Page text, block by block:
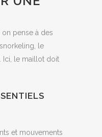
on pense à des
le
Ici, le maillot doit
et mouvements